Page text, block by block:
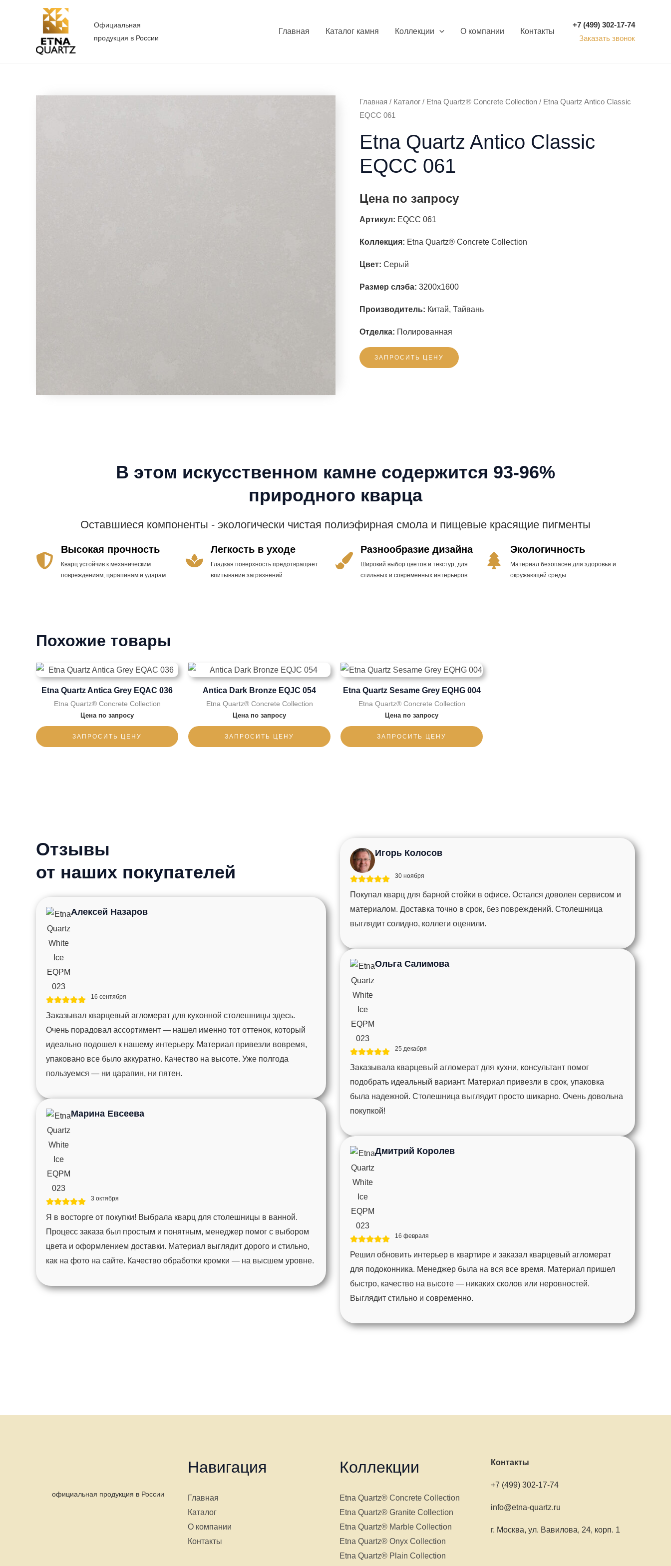
содержимому
Официальная
продукция в России
Главная Каталог камня Коллекции О компании Контакты
+7 (499) 302-17-74
Заказать звонок
Главная / Каталог / Etna Quartz® Concrete Collection / Etna Quartz Antico Classic
EQCC 061
Etna Quartz Antico Classic
EQCC 061
Цена по запросу
Артикул: EQCC 061
Коллекция: Etna Quartz® Concrete Collection
Цвет: Серый
Размер слэба: 3200x1600
Производитель: Китай, Тайвань
Отделка: Полированная
ЗАПРОСИТЬ ЦЕНУ
В этом искусственном камне содержится 93-96%
природного кварца
Оставшиеся компоненты - экологически чистая полиэфирная смола и пищевые красящие пигменты
Высокая прочность
Кварц устойчив к механическим
повреждениям, царапинам и ударам
Легкость в уходе
Гладкая поверхность предотвращает
впитывание загрязнений
Разнообразие дизайна
Широкий выбор цветов и текстур, для
стильных и современных интерьеров
Экологичность
Материал безопасен для здоровья и
окружающей среды
Похожие товары
Etna Quartz Antica Grey EQAC 036
Etna Quartz® Concrete Collection
Цена по запросу
ЗАПРОСИТЬ ЦЕНУ
Antica Dark Bronze EQJC 054
Etna Quartz® Concrete Collection
Цена по запросу
ЗАПРОСИТЬ ЦЕНУ
Etna Quartz Sesame Grey EQHG 004
Etna Quartz® Concrete Collection
Цена по запросу
ЗАПРОСИТЬ ЦЕНУ
Отзывы
от наших покупателей
Алексей Назаров
16 сентября
Заказывал кварцевый агломерат для кухонной столешницы здесь.
Очень порадовал ассортимент — нашел именно тот оттенок, который
идеально подошел к нашему интерьеру. Материал привезли вовремя,
упаковано все было аккуратно. Качество на высоте. Уже полгода
пользуемся — ни царапин, ни пятен.
Марина Евсеева
3 октября
Я в восторге от покупки! Выбрала кварц для столешницы в ванной.
Процесс заказа был простым и понятным, менеджер помог с выбором
цвета и оформлением доставки. Материал выглядит дорого и стильно,
как на фото на сайте. Качество обработки кромки — на высшем уровне.
Игорь Колосов
30 ноября
Покупал кварц для барной стойки в офисе. Остался доволен сервисом и
материалом. Доставка точно в срок, без повреждений. Столешница
выглядит солидно, коллеги оценили.
Ольга Салимова
25 декабря
Заказывала кварцевый агломерат для кухни, консультант помог
подобрать идеальный вариант. Материал привезли в срок, упаковка
была надежной. Столешница выглядит просто шикарно. Очень довольна
покупкой!
Дмитрий Королев
16 февраля
Решил обновить интерьер в квартире и заказал кварцевый агломерат
для подоконника. Менеджер была на вся все время. Материал пришел
быстро, качество на высоте — никаких сколов или неровностей.
Выглядит стильно и современно.
официальная продукция в России
Навигация
Главная
Каталог
О компании
Контакты
Коллекции
Etna Quartz® Concrete Collection
Etna Quartz® Granite Collection
Etna Quartz® Marble Collection
Etna Quartz® Onyx Collection
Etna Quartz® Plain Collection
Контакты
+7 (499) 302-17-74
info@etna-quartz.ru
г. Москва, ул. Вавилова, 24, корп. 1